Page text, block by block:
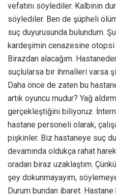
vefatını söylediler. Kalbinin
söylediler. Ben de şüpheli
suç duyurusunda bulundum.
kardeşimin cenazesine otopsi
Birazdan alacağım.
suçlularsa bir ihmalleri varsa
Daha önce de zaten bu
artık oyuncu mudur? Yağ
gerçekleştiğini biliyoruz.
hastane personeli olarak,
pişkinler. Biz hastaneye suç
devamında oldukça rahat
oradan biraz uzaklaştım.
şey dokunmayayım,
Durum bundan ibaret.